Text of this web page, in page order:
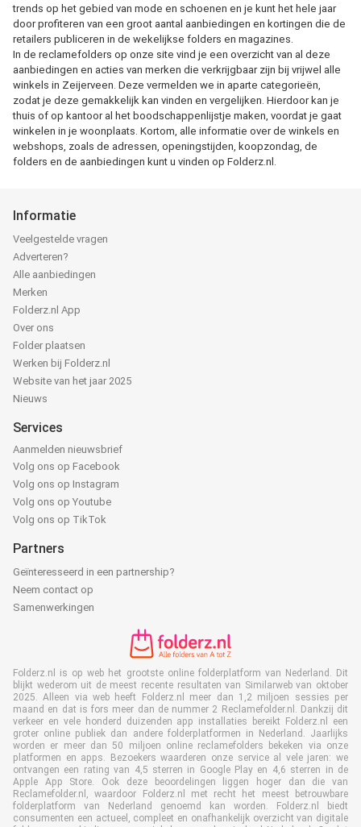
trends op het gebied van mode en schoenen en je kunt het hele jaar
door profiteren van een groot aantal aanbiedingen en kortingen die de
retailers publiceren in de wekelijkse folders en magazines.
In de reclamefolders op onze site vind je een overzicht van al deze
aanbiedingen en acties van merken die verkrijgbaar zijn bij vrijwel alle
winkels in Zeijerveen. Deze vermelden we in aparte categorieën,
zodat je deze gemakkelijk kan vinden en vergelijken. Hierdoor kan je
thuis of op kantoor al het boodschappenlijstje maken, voordat je gaat
winkelen in je woonplaats. Kortom, alle informatie over de winkels en
webshops, zoals de adressen, openingstijden, koopzondag, de
folders en de aanbiedingen kunt u vinden op Folderz.nl.
Informatie
Veelgestelde vragen
Adverteren?
Alle aanbiedingen
Merken
Folderz.nl App
Over ons
Folder plaatsen
Werken bij Folderz.nl
Website van het jaar 2025
Nieuws
Services
Aanmelden nieuwsbrief
Volg ons op Facebook
Volg ons op Instagram
Volg ons op Youtube
Volg ons op TikTok
Partners
Geïnteresseerd in een partnership?
Neem contact op
Samenwerkingen
Folderz.nl is op web het grootste online folderplatform van Nederland. Dit
blijkt wederom uit de meest recente resultaten van Similarweb van oktober
2025. Alleen via web heeft Folderz.nl meer dan 1,2 miljoen sessies per
maand en dat is fors meer dan de nummer 2 Reclamefolder.nl. Dankzij dit
verkeer en vele honderd duizenden app installaties bereikt Folderz.nl een
groter online publiek dan andere folderplatformen in Nederland. Jaarlijks
worden er meer dan 50 miljoen online reclamefolders bekeken via onze
platformen en apps. Bezoekers waarderen onze service al vele jaren: we
ontvangen een rating van 4,5 sterren in Google Play en 4,6 sterren in de
Apple App Store. Ook deze beoordelingen liggen hoger dan die van
Reclamefolder.nl, waardoor Folderz.nl met recht het meest betrouwbare
folderplatform van Nederland genoemd kan worden. Folderz.nl biedt
consumenten een actueel, compleet en onafhankelijk overzicht van digitale